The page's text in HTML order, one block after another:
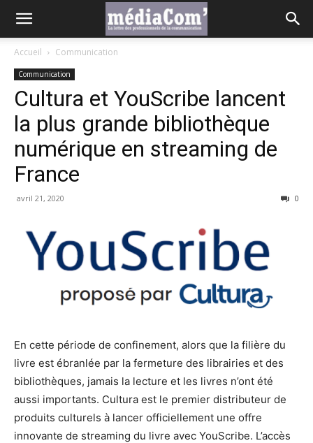
Accueil Communication
Communication
Cultura et YouScribe lancent
la plus grande bibliothèque
numérique en streaming de
France
avril 21, 2020 0
En cette période de confinement, alors que la filière du
livre est ébranlée par la fermeture des librairies et des
bibliothèques, jamais la lecture et les livres n’ont été
aussi importants. Cultura est le premier distributeur de
produits culturels à lancer officiellement une offre
innovante de streaming du livre avec YouScribe. L’accès